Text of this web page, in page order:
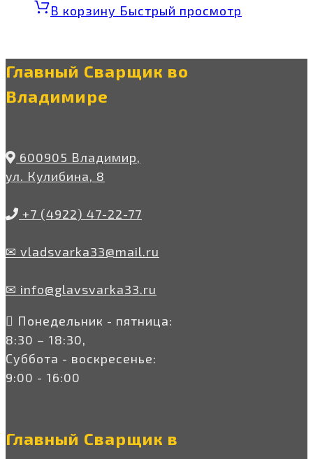
В корзину Быстрый просмотр
Главный Сварщик во
Владимире
600905 Владимир,
ул. Кулибина, 8
+7 (4922) 47-22-77
✉ vladsvarka33@mail.ru
✉ info@glavsvarka33.ru
Понедельник - пятница:
8:30 – 18:30,
Суббота - воскресенье:
9:00 - 16:00
Главный Сварщик в